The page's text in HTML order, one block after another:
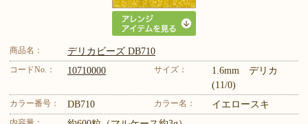
商品名： デリカビーズ DB710
コードNo.： 10710000 サイズ：
1.6mm デリカ
(11/0)
カラー番号： DB710 カラー名： イエロースキ